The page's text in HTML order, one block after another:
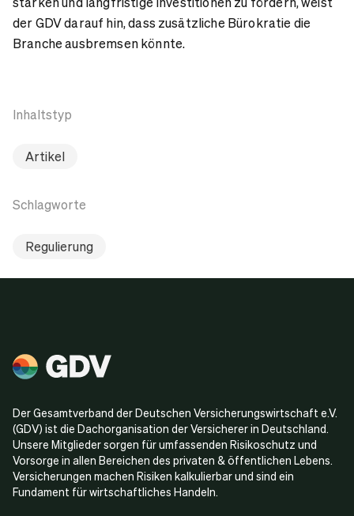
der GDV darauf hin, dass zusätzliche Bürokratie die
Branche ausbremsen könnte.
Inhaltstyp
Artikel
Schlagworte
Regulierung
Der Gesamtverband der Deutschen Versicherungswirtschaft e.V.
(GDV) ist die Dachorganisation der Versicherer in Deutschland.
Unsere Mitglieder sorgen für umfassenden Risikoschutz und
Vorsorge in allen Bereichen des privaten & öffentlichen Lebens.
Versicherungen machen Risiken kalkulierbar und sind ein
Fundament für wirtschaftliches Handeln.